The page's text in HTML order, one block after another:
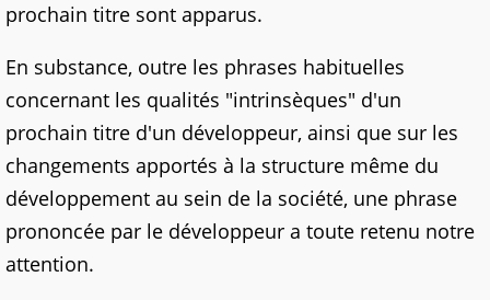
prochain titre sont apparus.
En substance, outre les phrases habituelles
concernant les qualités "intrinsèques" d'un
prochain titre d'un développeur, ainsi que sur les
changements apportés à la structure même du
développement au sein de la société, une phrase
prononcée par le développeur a toute retenu notre
attention.